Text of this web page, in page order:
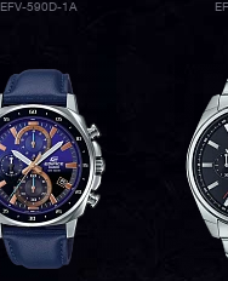
EFV-590D-1A